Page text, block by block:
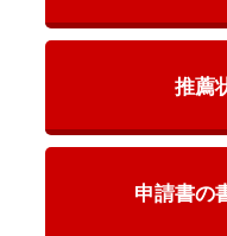
推薦
申請書の